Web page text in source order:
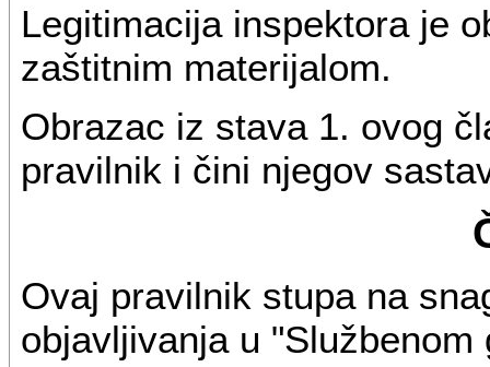
Legitimacija inspektora je
zaštitnim materijalom.
Obrazac iz stava 1. ovog
pravilnik i čini njegov
Ovaj pravilnik stupa na
objavljivanja u